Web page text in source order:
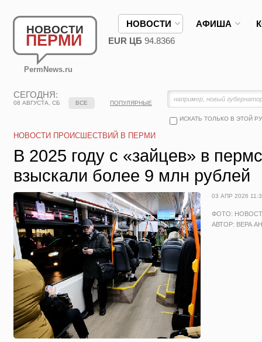
НОВОСТИ
ПЕРМИ
PermNews.ru
НОВОСТИ АФИША
EUR ЦБ 94.8366
СЕГОДНЯ:
08 АВГУСТА, СБ
ИСКАТЬ ТОЛЬКО В ЭТОЙ
ВСЕ ПОПУЛЯРНЫЕ
НОВОСТИ ПРОИСШЕСТВИЙ В ПЕРМИ
В 2025 году с «зайцев» в
взыскали более 9 млн рублей
03 АПР 2026
ФОТО:
АВТОР: ВЕРА